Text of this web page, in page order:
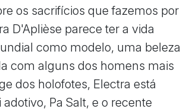
os sacrifícios que fazemos por
D'Aplièse parece ter a vida
como modelo, uma beleza
com alguns dos homens mais
dos holofotes, Electra está
Pa Salt, e o recente